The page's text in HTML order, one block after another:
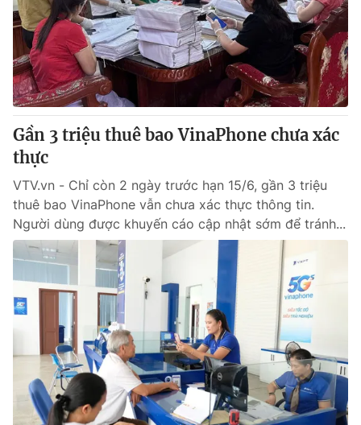
Cơ quan chủ quản: Đài Truyền hình Việt Nam
Cơ quan báo chí:Thời báo VTV
Giấy phép hoạt động báo in và báo điện tử số 483/GP-BTTTT
cấp ngày 29/12/2023
Tổng Biên tập:Vũ Thanh Thủy
Phó Tổng Biên tập:Nguyễn Thị Mỹ Hạnh, Phạm Quốc Thắng,
Nguyễn Trọng Ninh
Tổng đài VTV: 024.38 355 931 - 024.38 355 932
Ðiện thoại Thời báo VTV:024.66 897 897
Email:toasoan@vtv.vn
Liên hệ quảng cáo:024-7300.7108
Gần 3 triệu thuê bao VinaPhone chưa xác
thực
VTV.vn - Chỉ còn 2 ngày trước hạn 15/6, gần 3 triệu
thuê bao VinaPhone vẫn chưa xác thực thông tin.
Người dùng được khuyến cáo cập nhật sớm để tránh...